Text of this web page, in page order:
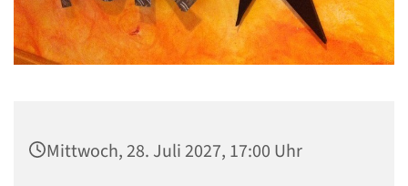
Mittwoch, 28. Juli 2027, 17:00 Uhr